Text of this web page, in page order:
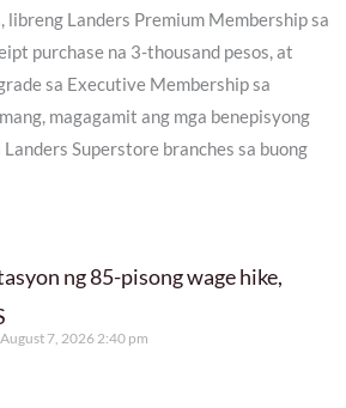
libreng Landers Premium Membership sa
purchase na 3-thousand pesos, at
sa Executive Membership sa
magagamit ang mga benepisyong
Superstore branches sa buong
ng 85-pisong wage hike,
7, 2026 2:40 pm